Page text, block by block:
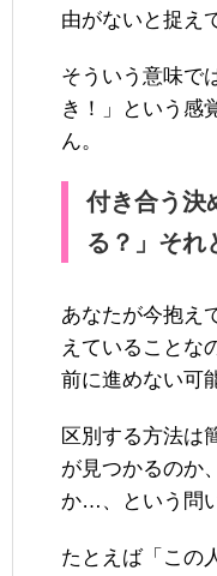
由がないと捉え
そういう意味で
き！」という感
ん。
付き合う決
る？」それ
あなたが今抱え
えていることな
前に進めない可
区別する方法は
が見つかるのか
か…、という問
たとえば「この